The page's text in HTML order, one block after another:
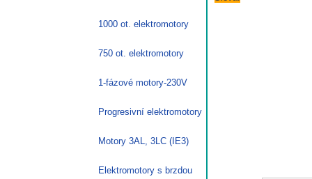
1000 ot. elektromotory
750 ot. elektromotory
1-fázové motory-230V
Progresivní elektromotory
Motory 3AL, 3LC (IE3)
Elektromotory s brzdou